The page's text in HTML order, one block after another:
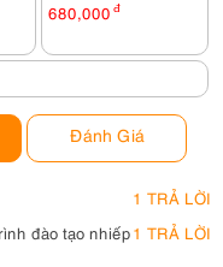
680,000 đ
Đánh Giá
1 TRẢ LỜI
đào tạo nhiếp1 TRẢ LỜI